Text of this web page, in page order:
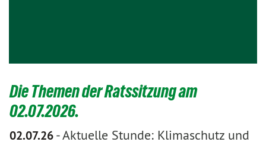
Die Themen der Ratssitzung am
02.07.2026.
02.07.26-Aktuelle Stunde: Klimaschutz und